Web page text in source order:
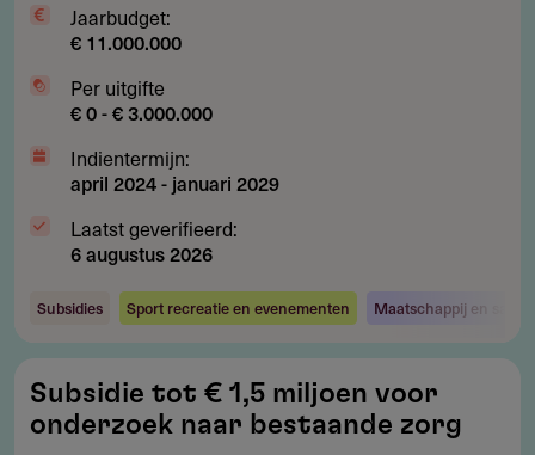
Jaarbudget:
€ 11.000.000
Per uitgifte
€ 0 - € 3.000.000
Indientermijn:
april 2024- januari 2029
Laatst geverifieerd:
6 augustus 2026
Subsidies Sport recreatie en evenementen Maatschappij en
tot
€
Subsidie tot € 1,5 miljoen voor
onderzoek naar bestaande zorg